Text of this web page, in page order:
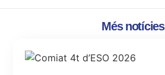
Més notícies